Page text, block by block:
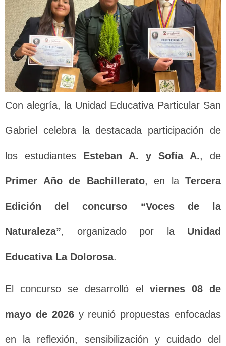
Con alegría, la Unidad Educativa Particular San
Gabriel celebra la destacada participación de
los estudiantes Esteban A. y Sofía A., de
Primer Año de Bachillerato, en la Tercera
Edición del concurso “Voces de la
Naturaleza”, organizado por la Unidad
Educativa La Dolorosa.
El concurso se desarrolló el viernes 08 de
mayo de 2026y reunió propuestas enfocadas
en la reflexión, sensibilización y cuidado del